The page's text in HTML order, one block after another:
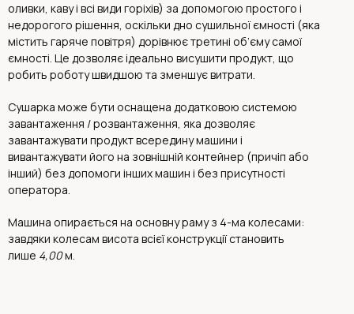
оливки, каву і всі види горіхів) за допомогою простого і
недорогого рішення, оскільки дно сушильної ємності (яка
містить гаряче повітря) дорівнює третині об’єму самої
ємності. Це дозволяє ідеально висушити продукт, що
робить роботу швидшою та зменшує витрати.
Сушарка може бути оснащена додатковою системою
завантаження / розвантаження, яка дозволяє
завантажувати продукт всередину машини і
вивантажувати його на зовнішній контейнер (причіп або
інший) без допомоги інших машин і без присутності
оператора.
Машина опирається на основну раму з 4-ма колесами:
завдяки колесам висота всієї конструкції становить
лише 4,00м.